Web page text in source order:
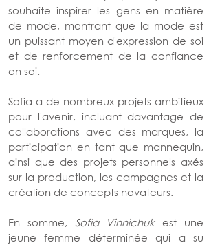
souhaite inspirer les gens en matière
de mode, montrant que la mode est
un puissant moyen d'expression de soi
et de renforcement de la confiance
en soi.
Sofia a de nombreux projets ambitieux
pour l'avenir, incluant davantage de
collaborations avec des marques, la
participation en tant que mannequin,
ainsi que des projets personnels axés
sur la production, les campagnes et la
création de concepts novateurs.
En somme, Sofia Vinnichuk est une
jeune femme déterminée qui a su